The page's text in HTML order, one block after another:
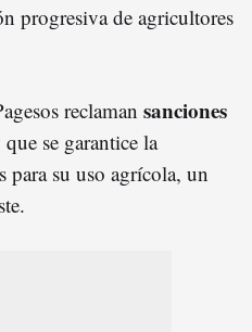
progresiva de agricultores
reclaman sanciones
se garantice la
para su uso agrícola, un